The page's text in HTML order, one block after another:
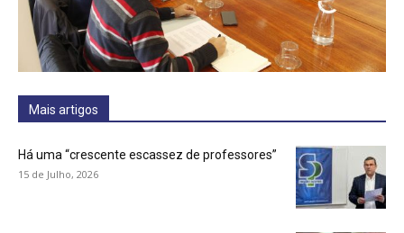
Mais artigos
Há uma “crescente escassez de professores”
15 de Julho, 2026